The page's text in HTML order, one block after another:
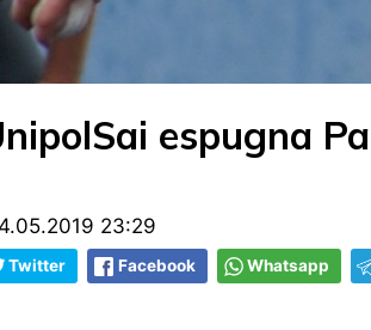
espugna
23:29
Twitter Facebook Whatsapp